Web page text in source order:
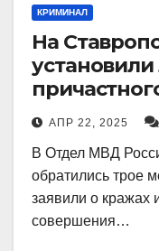
КРИМИНАЛ
На
имущества
Пятигорске
АПР 22, 2025
В Отдел МВД
обратились трое
заявили о кражах
совершения…